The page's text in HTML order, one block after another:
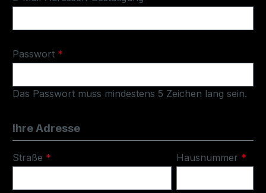
Passwort *
Das Passwort muss mindestens 5 Zeichen lang sein.
Ihre Adresse
Straße * Hausnummer *